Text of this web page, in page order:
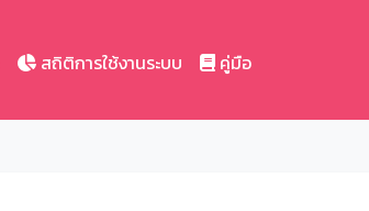
สถิติการใช้งานระบบ คู่มือ